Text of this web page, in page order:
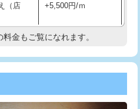
）使
33,000円
HI）使
+8,800円
・銅
)
（店
+5,500円/ｍ
現地調査
金もご覧になれます。